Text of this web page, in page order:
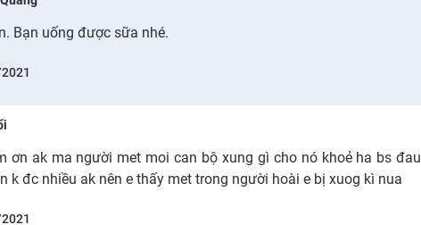
Bạn uống được sữa nhé.
ơn ak ma người met moi can bộ xung gì cho nó khoẻ ha bs đau
k đc nhiều ak nên e thấy met trong người hoài e bị xuog kì nua